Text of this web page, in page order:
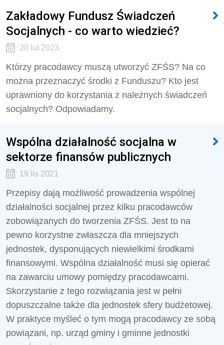
Zakładowy Fundusz Świadczeń
Socjalnych - co warto wiedzieć?
20 lut 2023
Którzy pracodawcy muszą utworzyć ZFŚS? Na co
można przeznaczyć środki z Funduszu? Kto jest
uprawniony do korzystania z należnych świadczeń
socjalnych? Odpowiadamy.
Wspólna działalność socjalna w
sektorze finansów publicznych
19 lis 2021
Przepisy dają możliwość prowadzenia wspólnej
działalności socjalnej przez kilku pracodawców
zobowiązanych do tworzenia ZFŚS. Jest to na
pewno korzystne zwłaszcza dla mniejszych
jednostek, dysponujących niewielkimi środkami
finansowymi. Wspólna działalność musi się opierać
na zawarciu umowy pomiędzy pracodawcami.
Skorzystanie z tego rozwiązania jest w pełni
dopuszczalne także dla jednostek sfery budżetowej.
W praktyce myśleć o tym mogą pracodawcy ze sobą
powiązani, np. urząd gminy i gminne jednostki